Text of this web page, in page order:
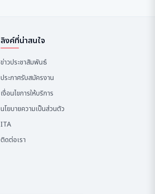
ลิงค์ที่น่าสนใจ
ข่าวประชาสัมพันธ์
ประกาศรับสมัครงาน
เงื่อนไขการให้บริการ
นโยบายความเป็นส่วนตัว
ITA
ติดต่อเรา